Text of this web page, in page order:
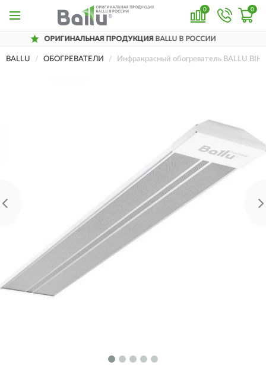
0 0
ПРОДУКЦИЯBALLU В РОССИИ
BALLU ОБОГРЕВАТЕЛИ Инфракрасный обогреватель BALLU